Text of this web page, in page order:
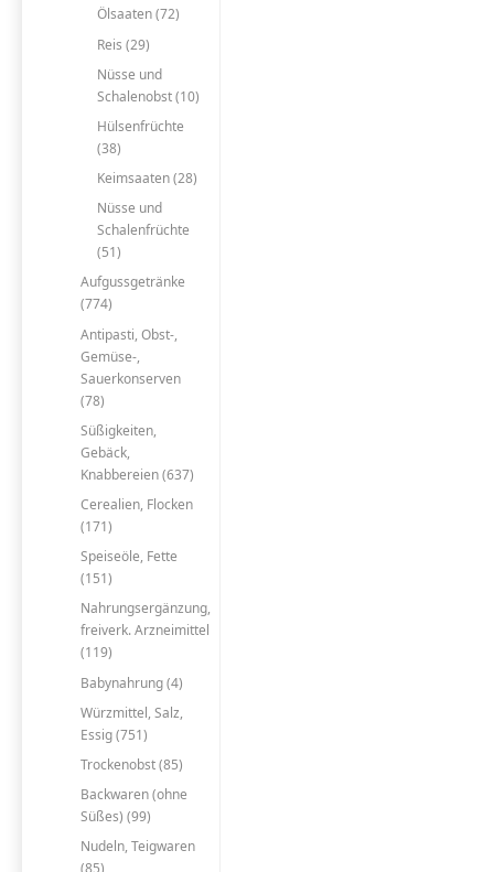
Ölsaaten (72)
Reis (29)
Nüsse und
Schalenobst (10)
Hülsenfrüchte
(38)
Keimsaaten (28)
Nüsse und
Schalenfrüchte
(51)
Aufgussgetränke
(774)
Antipasti, Obst-,
Gemüse-,
Sauerkonserven
(78)
Süßigkeiten,
Gebäck,
Knabbereien (637)
Cerealien, Flocken
(171)
Speiseöle, Fette
(151)
Nahrungsergänzung,
freiverk. Arzneimittel
(119)
Babynahrung (4)
Würzmittel, Salz,
Essig (751)
Trockenobst (85)
Backwaren (ohne
Süßes) (99)
Nudeln, Teigwaren